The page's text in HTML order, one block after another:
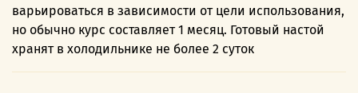
варьироваться в зависимости от цели использования,
но обычно курс составляет 1 месяц. Готовый настой
хранят в холодильнике не более 2 суток